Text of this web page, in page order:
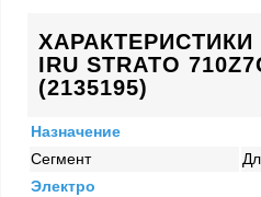
IRU STRATO
(2135195)
Назначение
Сегмент
Электро